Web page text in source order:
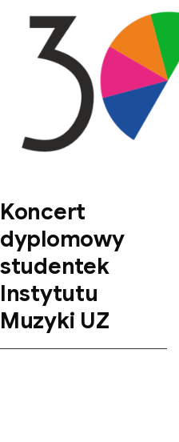
Koncert
dyplomowy
studentek
Instytutu
Muzyki UZ